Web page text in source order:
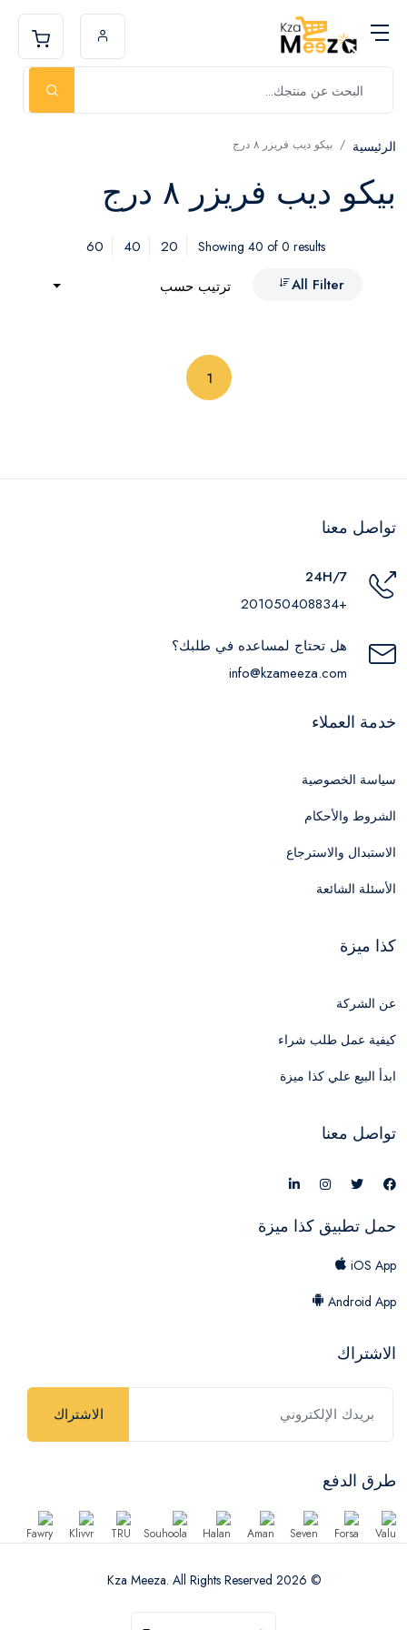
الرئيسية بيكو ديب فريزر ٨ درج
بيكو ديب فريزر ٨ درج
Showing 40 of 0 results
20
40
60
All Filter
ترتيب حسب
1
تواصل معنا
24H/7
+201050408834
هل تحتاج لمساعده في طلبك؟
info@kzameeza.com
خدمة العملاء
سياسة الخصوصية
الشروط والأحكام
الاستبدال والاسترجاع
الأسئلة الشائعة
كذا ميزة
عن الشركة
كيفية عمل طلب شراء
ابدأ البيع علي كذا ميزة
تواصل معنا
حمل تطبيق كذا ميزة
iOS App
Android App
الاشتراك
الاشتراك
طرق الدفع
© 2026 Kza Meeza. All Rights Reserved